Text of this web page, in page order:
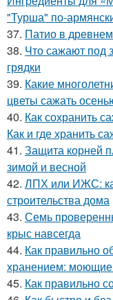
"Турша" по-
37. Патио в
38. Что сажают под
грядки
39. Какие
цветы сажать
40. Как сохранить
Как и где хранить
41. Защита корней
зимой и весной
42. ЛПХ или ИЖС:
строительства дома
43. Семь
крыс навсегда
44. Как правильно
хранением: моющие
45. Как правильно